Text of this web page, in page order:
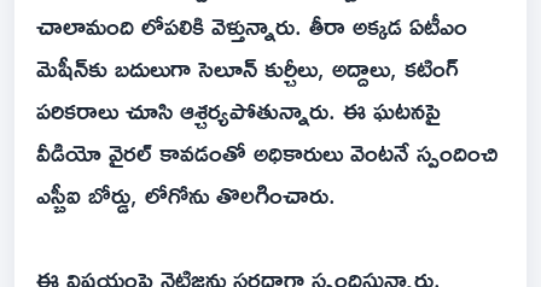
చాలామంది లోపలికి వెళ్తున్నారు. తీరా అక్కడ ఏటీఎం
మెషీన్‌కు బదులుగా సెలూన్ కుర్చీలు, అద్దాలు, కటింగ్
పరికరాలు చూసి ఆశ్చర్యపోతున్నారు. ఈ ఘటనపై
వీడియో వైరల్ కావడంతో అధికారులు వెంటనే స్పందించి
ఎస్బీఐ బోర్డు, లోగోను తొలగించారు.